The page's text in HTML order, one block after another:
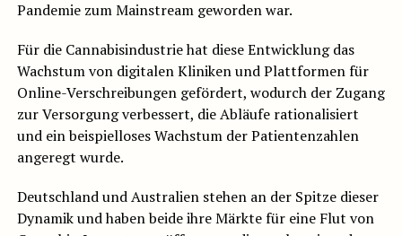
Pandemie zum Mainstream geworden war.
Für die Cannabisindustrie hat diese Entwicklung das
Wachstum von digitalen Kliniken und Plattformen für
Online-Verschreibungen gefördert, wodurch der Zugang
zur Versorgung verbessert, die Abläufe rationalisiert
und ein beispielloses Wachstum der Patientenzahlen
angeregt wurde.
Deutschland und Australien stehen an der Spitze dieser
Dynamik und haben beide ihre Märkte für eine Flut von